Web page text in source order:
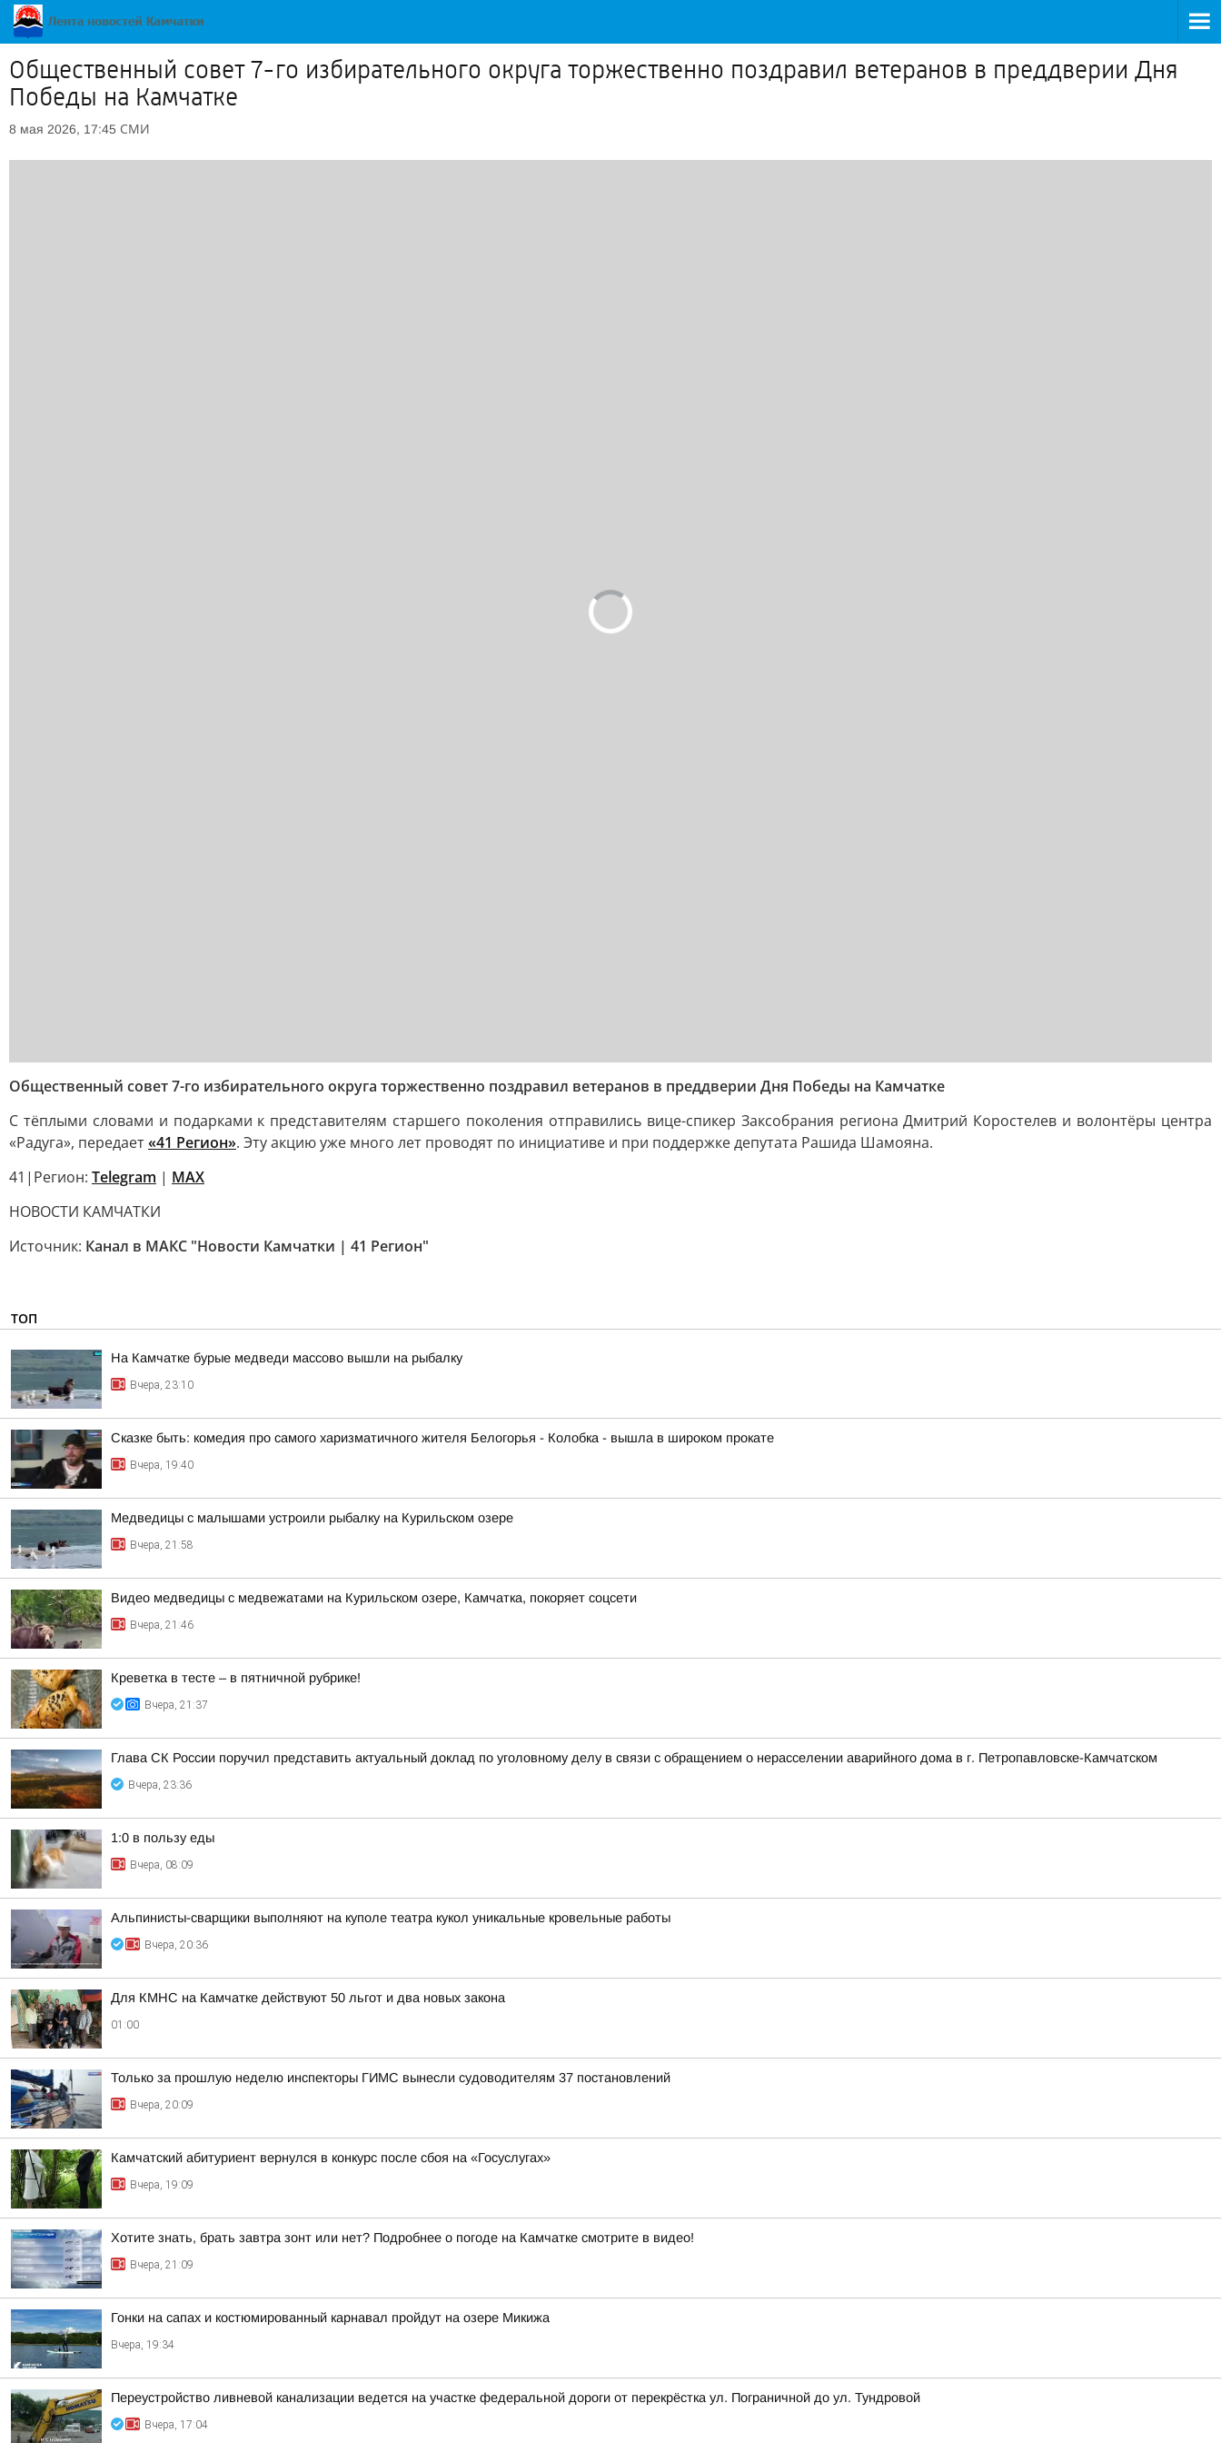
Общественный совет 7-го избирательного округа торжественно поздравил ветеранов в преддверии Дня
Победы на Камчатке
8 мая 2026, 17:45 СМИ
Общественный совет 7-го избирательного округа торжественно поздравил ветеранов в преддверии Дня Победы на Камчатке
С тёплыми словами и подарками к представителям старшего поколения отправились вице-спикер Заксобрания региона Дмитрий Коростелев и волонтёры центра
«Радуга», передает«41 Регион». Эту акцию уже много лет проводят по инициативе и при поддержке депутата Рашида Шамояна.
41|Регион: Telegram | MAX
НОВОСТИ КАМЧАТКИ
Источник: Канал в МАКС "Новости Камчатки | 41 Регион"
ТОП
На Камчатке бурые медведи массово вышли на рыбалку
Вчера, 23:10
Сказке быть: комедия про самого харизматичного жителя Белогорья - Колобка - вышла в широком прокате
Вчера, 19:40
Медведицы с малышами устроили рыбалку на Курильском озере
Вчера, 21:58
Видео медведицы с медвежатами на Курильском озере, Камчатка, покоряет соцсети
Вчера, 21:46
Креветка в тесте – в пятничной рубрике!
Вчера, 21:37
Глава СК России поручил представить актуальный доклад по уголовному делу в связи с обращением о нерасселении аварийного дома в г. Петропавловске-Камчатском
Вчера, 23:36
1:0 в пользу еды
Вчера, 08:09
Альпинисты-сварщики выполняют на куполе театра кукол уникальные кровельные работы
Вчера, 20:36
Для КМНС на Камчатке действуют 50 льгот и два новых закона
01:00
Только за прошлую неделю инспекторы ГИМС вынесли судоводителям 37 постановлений
Вчера, 20:09
Камчатский абитуриент вернулся в конкурс после сбоя на «Госуслугах»
Вчера, 19:09
Хотите знать, брать завтра зонт или нет? Подробнее о погоде на Камчатке смотрите в видео!
Вчера, 21:09
Гонки на сапах и костюмированный карнавал пройдут на озере Микижа
Вчера, 19:34
Переустройство ливневой канализации ведется на участке федеральной дороги от перекрёстка ул. Пограничной до ул. Тундровой
Вчера, 17:04